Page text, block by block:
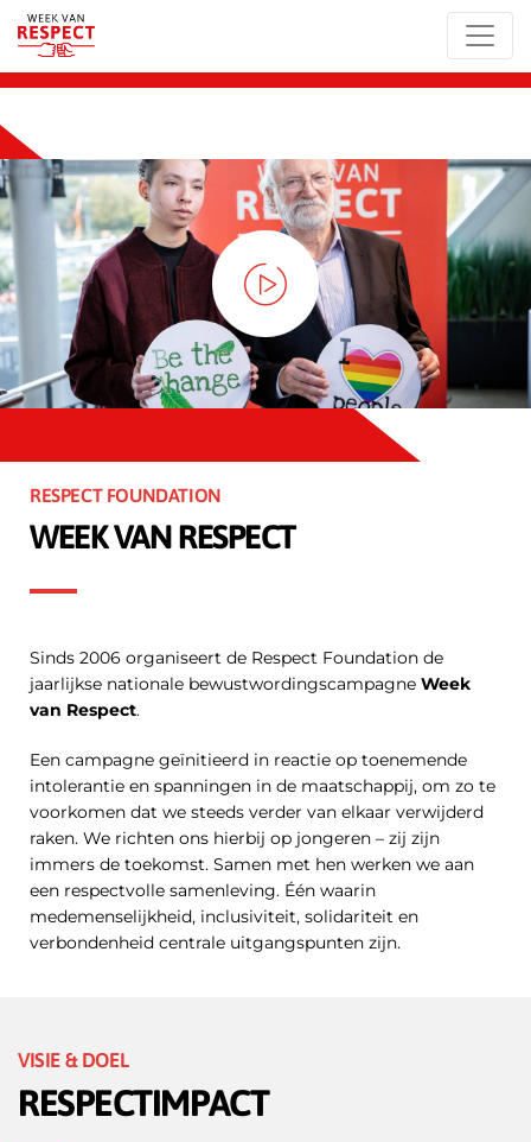
RESPECT FOUNDATION
WEEK VAN RESPECT
Sinds 2006 organiseert de Respect Foundation de
jaarlijkse nationale bewustwordingscampagne Week
van Respect.
Een campagne geïnitieerd in reactie op toenemende
intolerantie en spanningen in de maatschappij, om zo te
voorkomen dat we steeds verder van elkaar verwijderd
raken. We richten ons hierbij op jongeren – zij zijn
immers de toekomst. Samen met hen werken we aan
een respectvolle samenleving. Één waarin
medemenselijkheid, inclusiviteit, solidariteit en
verbondenheid centrale uitgangspunten zijn.
VISIE & DOEL
RESPECTIMPACT